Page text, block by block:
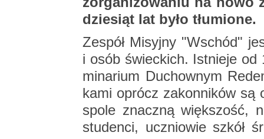
dzie­siąt lat było tłu­mio­ne.
Ze­spół Mi­syj­ny "Wschód"
i osób świec­kich. Ist­nie­je
mi­na­rium Du­chow­nym
ka­mi oprócz za­kon­ni­ków
spo­le znacz­ną więk­szość,
stu­den­ci, ucznio­wie szkół